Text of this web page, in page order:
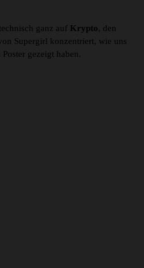
ganz auf Krypto, den
Supergirl konzentriert, wie uns
gezeigt haben.